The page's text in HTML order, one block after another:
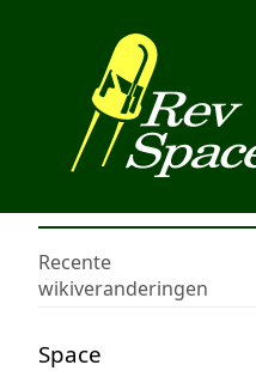
Recente
wikiveranderingen
Space